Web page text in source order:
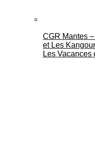
CGR Mantes
et Les
Les Vacances